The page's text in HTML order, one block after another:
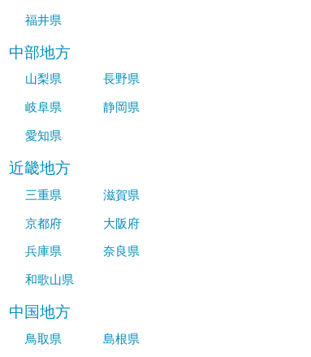
福井県
中部地方
山梨県
長野県
岐阜県
静岡県
愛知県
近畿地方
三重県
滋賀県
京都府
大阪府
兵庫県
奈良県
和歌山県
中国地方
鳥取県
島根県